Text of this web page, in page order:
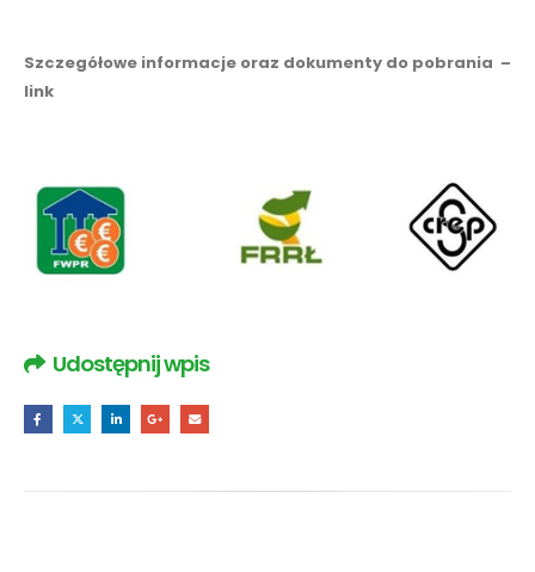
Szczegółowe informacje oraz dokumenty do pobrania –
link
Udostępnij wpis